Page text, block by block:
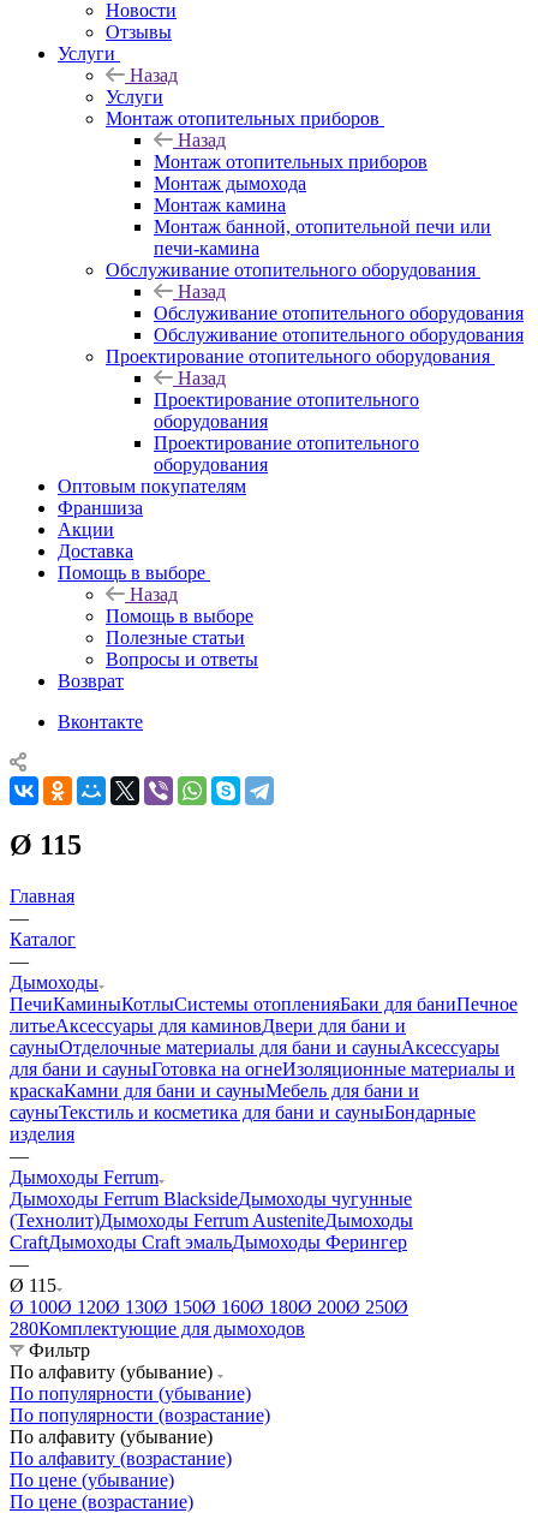
Новости
Отзывы
Услуги
Назад
Услуги
Монтаж отопительных приборов
Назад
Монтаж отопительных приборов
Монтаж дымохода
Монтаж камина
Монтаж банной, отопительной печи или
печи-камина
Обслуживание отопительного оборудования
Назад
Обслуживание отопительного оборудования
Обслуживание отопительного оборудования
Проектирование отопительного оборудования
Назад
Проектирование отопительного
оборудования
Проектирование отопительного
оборудования
Оптовым покупателям
Франшиза
Акции
Доставка
Помощь в выборе
Назад
Помощь в выборе
Полезные статьи
Вопросы и ответы
Возврат
Вконтакте
Ø 115
Главная
—
Каталог
—
Дымоходы
ПечиКаминыКотлыСистемы отопленияБаки для баниПечное
литьеАксессуары для каминовДвери для бани и
сауныОтделочные материалы для бани и сауныАксессуары
для бани и сауныГотовка на огнеИзоляционные материалы и
краскаКамни для бани и сауныМебель для бани и
сауныТекстиль и косметика для бани и сауныБондарные
изделия
—
Дымоходы Ferrum
Дымоходы Ferrum BlacksideДымоходы чугунные
(Технолит)Дымоходы Ferrum AusteniteДымоходы
CraftДымоходы Craft эмальДымоходы Ферингер
—
Ø 115
Ø 100Ø 120Ø 130Ø 150Ø 160Ø 180Ø 200Ø 250Ø
280Комплектующие для дымоходов
Фильтр
По алфавиту (убывание)
По популярности (убывание)
По популярности (возрастание)
По алфавиту (убывание)
По алфавиту (возрастание)
По цене (убывание)
По цене (возрастание)